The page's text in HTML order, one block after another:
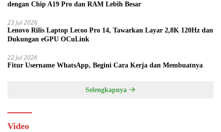
dengan Chip A19 Pro dan RAM Lebih Besar
23 Jul 2026
Lenovo Rilis Laptop Lecoo Pro 14, Tawarkan Layar 2,8K 120Hz dan
Dukungan eGPU OCuLink
22 Jul 2026
Fitur Username WhatsApp, Begini Cara Kerja dan Membuatnya
Selengkapnya
Video